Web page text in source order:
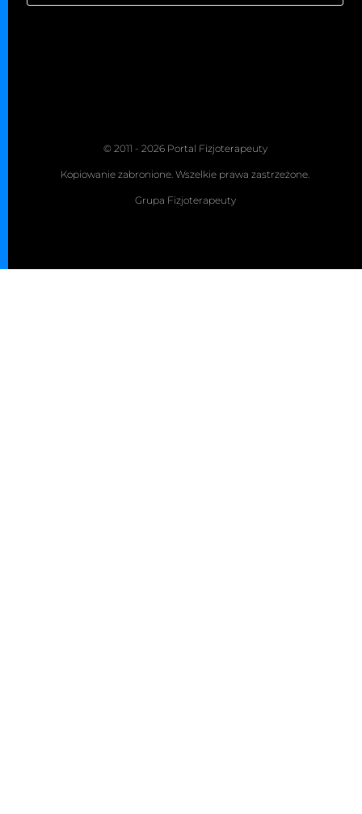
© 2011 - 2026 Portal Fizjoterapeuty
Kopiowanie zabronione. Wszelkie prawa zastrzeżone.
Grupa Fizjoterapeuty